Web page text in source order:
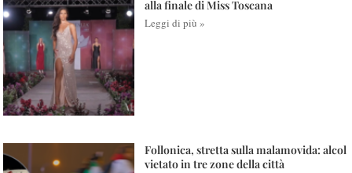
alla finale di Miss Toscana
Leggi di più »
Follonica, stretta sulla malamovida: alcol
vietato in tre zone della città